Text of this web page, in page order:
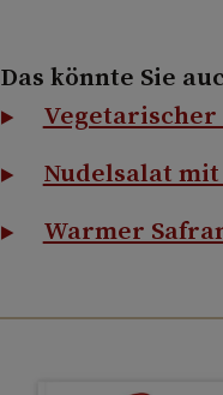
Das könnte Sie
Nudelsalat
Warmer